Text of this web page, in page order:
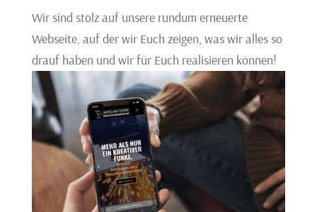
Wir sind stolz auf unsere rundum erneuerte
Webseite, auf der wir Euch zeigen, was wir alles so
drauf haben und wir für Euch realisieren können!